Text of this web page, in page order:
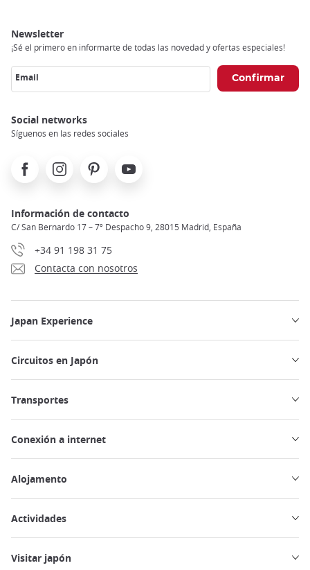
Newsletter
¡Sé el primero en informarte de todas las novedad y ofertas especiales!
Email
Social networks
Síguenos en las redes sociales
FacebookInstagramPinterest Youtube
Información de contacto
C/ San Bernardo 17 – 7º Despacho 9, 28015 Madrid, España
+34 91 198 31 75
Contacta con nosotros
Japan Experience
Circuitos en Japón
Transportes
Conexión a internet
Alojamento
Actividades
Visitar japón